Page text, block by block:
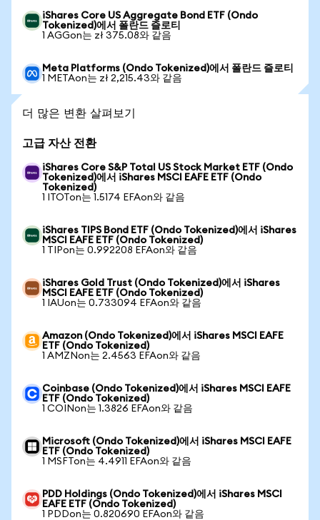
iShares Core US Aggregate Bond ETF (Ondo
Tokenized)에서 폴란드 즐로티
1 AGGon는 zł 375.08와 같음
Meta Platforms (Ondo Tokenized)에서 폴란드 즐로티
1 METAon는 zł 2,215.43와 같음
더 많은 변환 살펴보기
고급 자산 전환
iShares Core S&P Total US Stock Market ETF (Ondo
Tokenized)에서 iShares MSCI EAFE ETF (Ondo
Tokenized)
1 ITOTon는 1.5174 EFAon와 같음
iShares TIPS Bond ETF (Ondo Tokenized)에서 iShares
MSCI EAFE ETF (Ondo Tokenized)
1 TIPon는 0.992208 EFAon와 같음
iShares Gold Trust (Ondo Tokenized)에서 iShares
MSCI EAFE ETF (Ondo Tokenized)
1 IAUon는 0.733094 EFAon와 같음
Amazon (Ondo Tokenized)에서 iShares MSCI EAFE
ETF (Ondo Tokenized)
1 AMZNon는 2.4563 EFAon와 같음
Coinbase (Ondo Tokenized)에서 iShares MSCI EAFE
ETF (Ondo Tokenized)
1 COINon는 1.3826 EFAon와 같음
Microsoft (Ondo Tokenized)에서 iShares MSCI EAFE
ETF (Ondo Tokenized)
1 MSFTon는 4.4911 EFAon와 같음
PDD Holdings (Ondo Tokenized)에서 iShares MSCI
EAFE ETF (Ondo Tokenized)
1 PDDon는 0.820690 EFAon와 같음